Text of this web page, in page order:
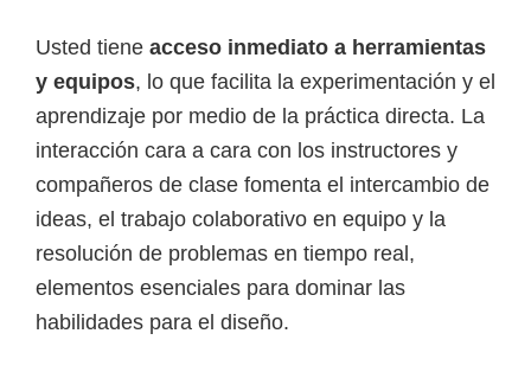
Usted tiene acceso inmediato a herramientas
y equipos, lo que facilita la experimentación y el
aprendizaje por medio de la práctica directa. La
interacción cara a cara con los instructores y
compañeros de clase fomenta el intercambio de
ideas, el trabajo colaborativo en equipo y la
resolución de problemas en tiempo real,
elementos esenciales para dominar las
habilidades para el diseño.